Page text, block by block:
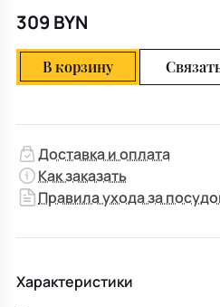
309 BYN
В корзину
Доставка и оплата
Как заказать
Правила ухода за
Характеристики